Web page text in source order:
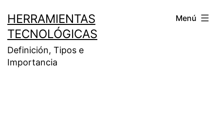
contenido
HERRAMIENTAS
TECNOLÓGICAS
Definición, Tipos e
Importancia
Menú